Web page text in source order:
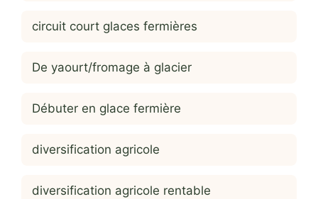
circuit court glaces fermières
De yaourt/fromage à glacier
Débuter en glace fermière
diversification agricole
diversification agricole rentable